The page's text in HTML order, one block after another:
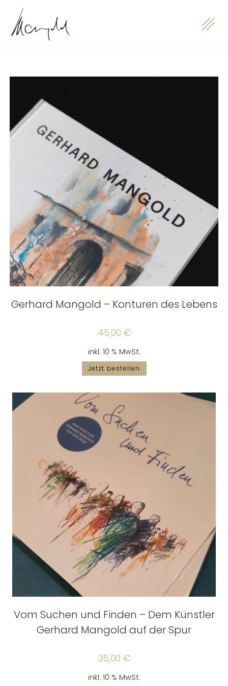
Gerhard Mangold – Konturen des Lebens
45,00 €
inkl. 10 % MwSt.
Jetzt bestellen
Vom Suchen und Finden – Dem Künstler
Gerhard Mangold auf der Spur
35,00 €
inkl. 10 % MwSt.